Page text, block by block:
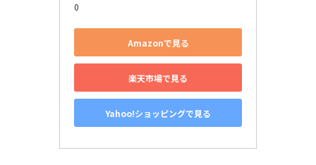
0
Amazonで見る
楽天市場で見る
Yahoo!ショッピングで見る